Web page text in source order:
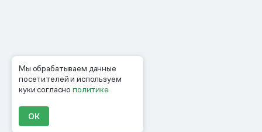
Мы обрабатываем данные
посетителей и используем
куки согласнополитике
ОК